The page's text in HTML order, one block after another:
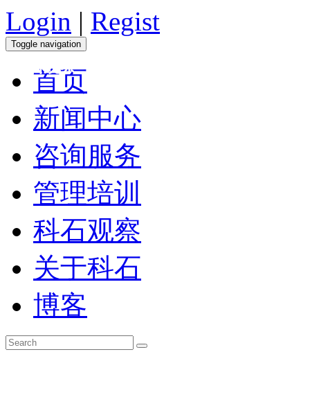
Login | Regist
Toggle navigation
首页
新闻中心
咨询服务
管理培训
科石观察
关于科石
博客
科石观察